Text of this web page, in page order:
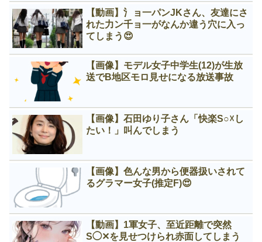
【動画】氵ョ一パンJKさん、友達にさ
れた力ン千ョ一がなんか違う穴に入っ
てしまう😍
【画像】モデル女子中学生(12)が生放
送でB地区モロ見せになる放送事故
【画像】石田ゆり子さん「快楽S○☓し
たい！」叫んでしまう
【画像】色んな男から便器扱いされて
るグラマー女子(推定F)😍
【動画】1軍女子、至近距離で突然
S◯✕を見せつけられ赤面してしまう